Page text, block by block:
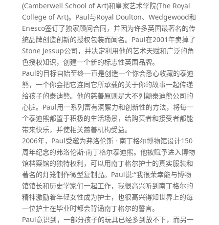
(Camberwell School of Art)和皇家艺术学院(The Royal
College of Art)。Paul与Royal Doulton、Wedgewood和
Enesco签订了独家顾问合同，并因为许多英国最著名的传
统品牌创造创新的授权包装而闻名。Paul在2001年卖掉了
Stone Jessup公司，并决定利用他的艺术天赋和广泛的角
色授权知识，创建一个新的标志性英国品牌。
Paul的目标自始至终一直是创造一个你会悉心收藏的泰迪
熊，一个你会把它连同它所承载的关于你的故事一起传递
给孩子的泰迪熊。他的慈善原则是大不列颠泰迪熊公司的
心脏。Paul用一系列富有洞察力和创新性的方法，将每一
个泰迪熊都置于积极的生活场景，给购买者和接受者都能
带来快乐，并使相关慈善机构受益。
2006年，Paul受邀为弗洛伦斯 · 南丁格尔博物馆设计150
周年纪念的弗洛伦斯·南丁格尔泰迪熊。他被赋予进入博物
馆档案馆的独特权利，可以用南丁格尔护士的真实服装和
著名的灯笼制作微型复制品。Paul说:“我很荣幸能与博物
馆馆长和历史学家们一起工作，我很高兴听到南丁格尔的
精神激励着年轻女性成为护士，也很高兴得知世界上的每
一位护士在毕业时都会背诵南丁格尔的誓言。
Paul意识到，一部分孩子的玩具已经多到放不下，而另一